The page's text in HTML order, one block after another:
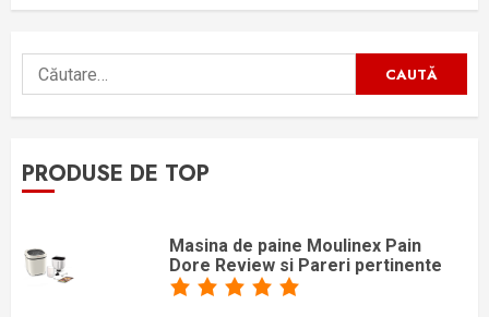
Caută
după:
PRODUSE DE TOP
Masina de paine Moulinex Pain
Dore Review si Pareri pertinente